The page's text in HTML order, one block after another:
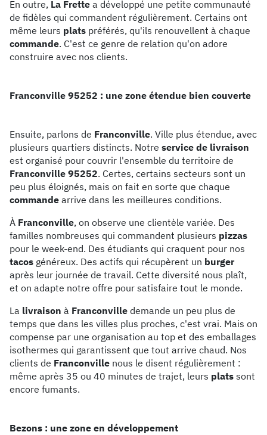
En outre, La Frette a développé une petite communauté
de fidèles qui commandent régulièrement. Certains ont
même leurs plats préférés, qu'ils renouvellent à chaque
commande. C'est ce genre de relation qu'on adore
construire avec nos clients.
Franconville 95252 : une zone étendue bien couverte
Ensuite, parlons de Franconville. Ville plus étendue, avec
plusieurs quartiers distincts. Notre service de livraison
est organisé pour couvrir l'ensemble du territoire de
Franconville 95252. Certes, certains secteurs sont un
peu plus éloignés, mais on fait en sorte que chaque
commande arrive dans les meilleures conditions.
À Franconville, on observe une clientèle variée. Des
familles nombreuses qui commandent plusieurs pizzas
pour le week-end. Des étudiants qui craquent pour nos
tacos généreux. Des actifs qui récupèrent un burger
après leur journée de travail. Cette diversité nous plaît,
et on adapte notre offre pour satisfaire tout le monde.
La livraison à Franconville demande un peu plus de
temps que dans les villes plus proches, c'est vrai. Mais on
compense par une organisation au top et des emballages
isothermes qui garantissent que tout arrive chaud. Nos
clients de Franconville nous le disent régulièrement :
même après 35 ou 40 minutes de trajet, leurs plats sont
encore fumants.
Bezons : une zone en développement